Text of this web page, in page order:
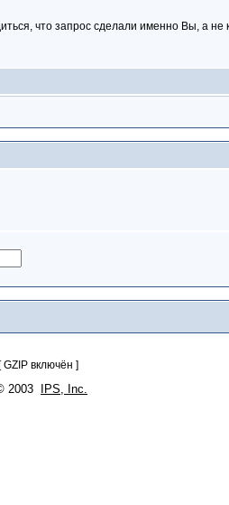
что запрос сделали именно Вы, а
включён ]
2003 IPS, Inc.